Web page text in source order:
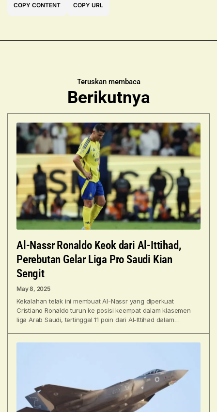
COPY CONTENT COPY URL
Teruskan membaca
Berikutnya
Al-Nassr Ronaldo Keok dari Al-Ittihad,
Perebutan Gelar Liga Pro Saudi Kian
Sengit
May 8, 2025
Kekalahan telak ini membuat Al-Nassr yang diperkuat
Cristiano Ronaldo turun ke posisi keempat dalam klasemen
liga Arab Saudi, tertinggal 11 poin dari Al-Ittihad dalam